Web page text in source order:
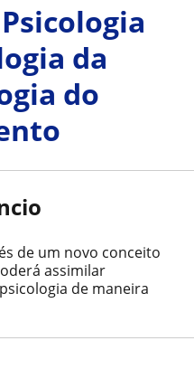
da
do
de um novo conceito
assimilar
de maneira